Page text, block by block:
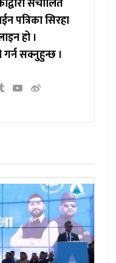
संचालित
पत्रिका सिरहा
हो ।
सक्नुहुन्छ ।